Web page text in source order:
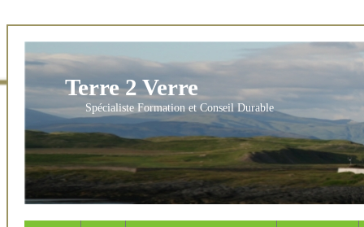
Terre 2 Verre
Spécialiste Formation et Conseil Durable